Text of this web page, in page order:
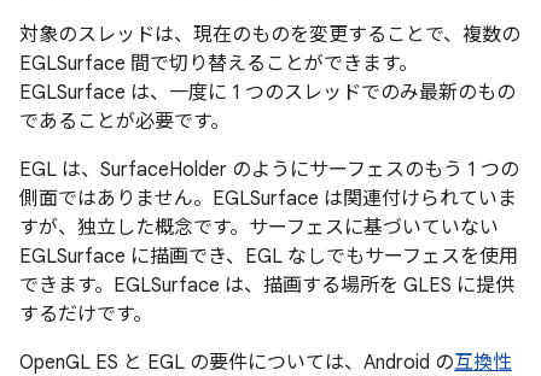
対象のスレッドは、現在のものを変更することで、複数の
EGLSurface 間で切り替えることができます。
EGLSurface は、一度に 1 つのスレッドでのみ最新のもの
であることが必要です。
EGL は、SurfaceHolder のようにサーフェスのもう 1 つの
側面ではありません。EGLSurface は関連付けられていま
すが、独立した概念です。サーフェスに基づいていない
EGLSurface に描画でき、EGL なしでもサーフェスを使用
できます。EGLSurface は、描画する場所を GLES に提供
するだけです。
OpenGL ES と EGL の要件については、Android の互換性